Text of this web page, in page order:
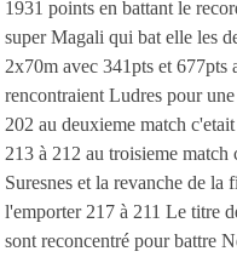
1931 points en battant le
super Magali qui bat elle les
2x70m avec 341pts et 677pts
rencontraient Ludres pour
202 au deuxieme match
213 à 212 au troisieme
Suresnes et la revanche de
l'emporter 217 à 211 Le titre
sont reconcentré pour battre